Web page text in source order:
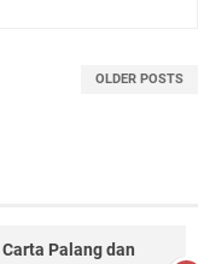
OLDER POSTS
Palang dan